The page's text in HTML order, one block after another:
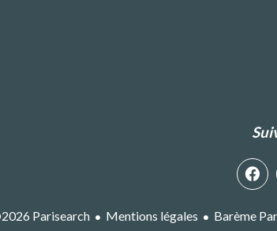
Parisearch Mentions légales Barème